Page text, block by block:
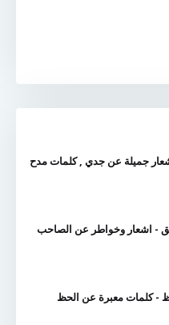
جميلة عن جدي , كلمات مدح
- اشعار وخواطر عن الصاحب
- كلمات معبرة عن الحظ